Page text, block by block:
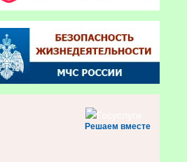
Решаем вместе